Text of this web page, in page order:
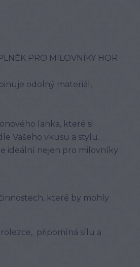
PRO MILOVNÍKY HOR
odolný materiál,
lanka, které si
Vašeho vkusu a stylu.
ideální nejen pro milovníky
které by mohly
připomíná sílu a